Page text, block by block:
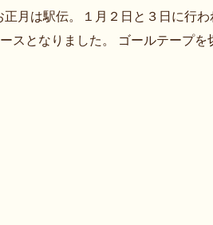
月は駅伝。１月２日と３日に行
スとなりました。 ゴールテープ